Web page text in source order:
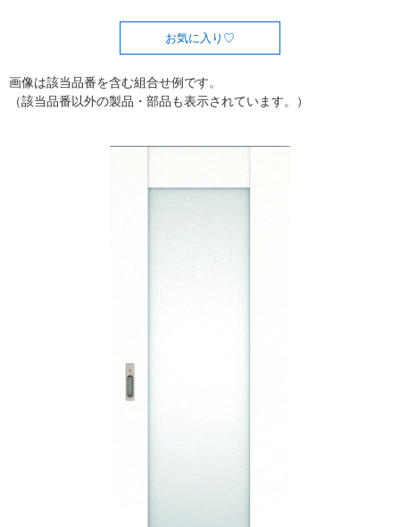
お気に入り
画像は該当品番を含む組合せ例です。
（該当品番以外の製品・部品も表示されています。）